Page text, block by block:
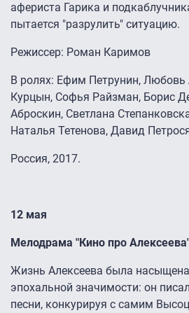
афериста Гарика и
пытается "разрулить" ситуацию.
Режиссер: Роман Каримов
В ролях: Ефим Петрунин, Любовь
Курцын, Софья Райзман, Борис
Аброскин, Светлана
Наталья Тетенова, Давид
Россия, 2017.
12 мая
Мелодрама "Кино про
Жизнь Алексеева была
эпохальной значимости: он
песни, конкурируя с самим